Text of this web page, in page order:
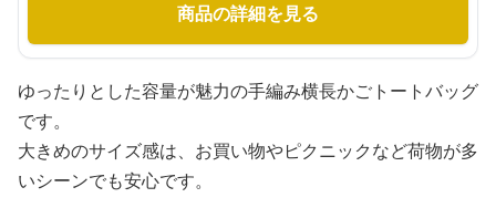
商品の詳細を見る
ゆったりとした容量が魅力の手編み横長かごトートバッグ
です。
大きめのサイズ感は、お買い物やピクニックなど荷物が多
いシーンでも安心です。